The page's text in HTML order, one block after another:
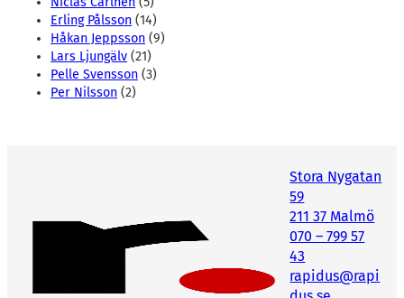
Erling Pålsson (14)
Håkan Jeppsson (9)
Lars Ljungälv (21)
Pelle Svensson (3)
Per Nilsson (2)
Stora Nygatan
59
211 37 Malmö
070 – 799 57
43
rapidus@rapi